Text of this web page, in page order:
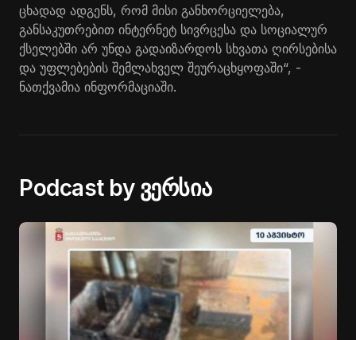
ცხადად ადგენს, რომ მისი განხორციელება,
განსაკუთრებით ინტერნეტ სივრცესა და სოციალურ
ქსელებში არ უნდა გადაიზარდოს სხვათა ღირსებისა
და უფლებების შემლახველ შეურაცხყოფაში“, -
ნათქვამია ინფორმაციაში.
Podcast by ვერსია